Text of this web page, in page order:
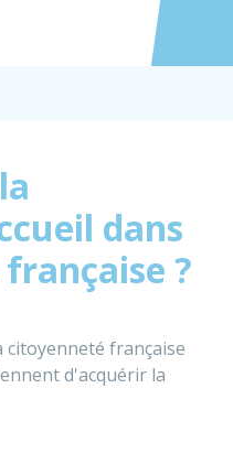
Accéder
dans
?
citoyenneté française
d'acquérir la